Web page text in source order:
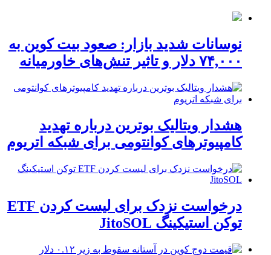
نوسانات شدید بازار: صعود بیت کوین به
۷۴,۰۰۰ دلار و تاثیر تنش‌های خاورمیانه
هشدار ویتالیک بوترین درباره تهدید
کامپیوترهای کوانتومی برای شبکه اتریوم
درخواست نزدک برای لیست کردن ETF
توکن استیکینگ JitoSOL